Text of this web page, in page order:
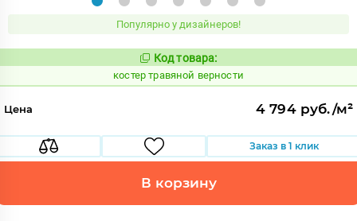
Популярно у дизайнеров!
Код:
809756
Код товара:
костер травяной верности
Цена 4 794 руб./м²
Заказ в 1 клик
В корзину